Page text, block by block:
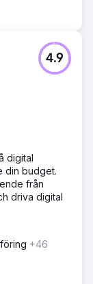
4.9
digital
din budget.
från
driva digital
+46